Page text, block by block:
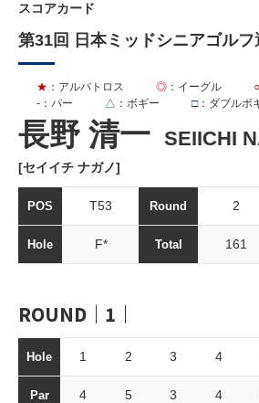
スコアカード
第31回 日本ミッドシニアゴル
長野 清一 SEIICHI
[セイイチ ナガノ]
★ ：アルバトロス ◎ ：イーグル ○
- ：パー △ ：ボギー □：ダブルボ
POS T53 Round 2
Hole F* Total 161
ROUND｜1｜
Hole 1 2 3 4
Par 4 5 3 4